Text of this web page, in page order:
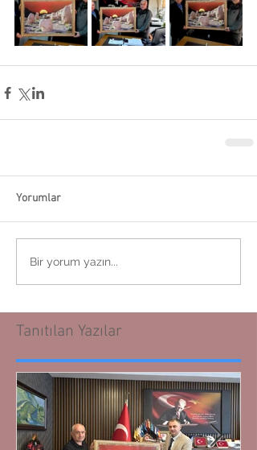
Yorumlar
Bir yorum yazın...
Tanıtılan Yazılar